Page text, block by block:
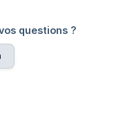
questions ?